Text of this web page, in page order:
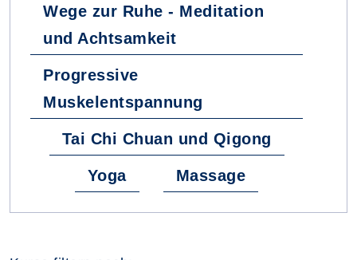
Wege zur Ruhe - Meditation
und Achtsamkeit
Progressive
Muskelentspannung
Tai Chi Chuan und Qigong
Yoga Massage